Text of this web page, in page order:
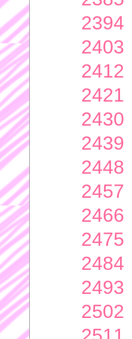
2394
2403
2412
2421
2430
2439
2448
2457
2466
2475
2484
2493
2502